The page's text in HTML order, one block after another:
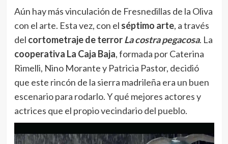
Aún hay más vinculación de Fresnedillas de la Oliva
con el arte. Esta vez, con el séptimo arte, a través
del cortometraje de terrorLa costra pegacosa. La
cooperativa La Caja Baja, formada por Caterina
Rimelli, Nino Morante y Patricia Pastor, decidió
que este rincón de la sierra madrileña era un buen
escenario para rodarlo. Y qué mejores actores y
actrices que el propio vecindario del pueblo.